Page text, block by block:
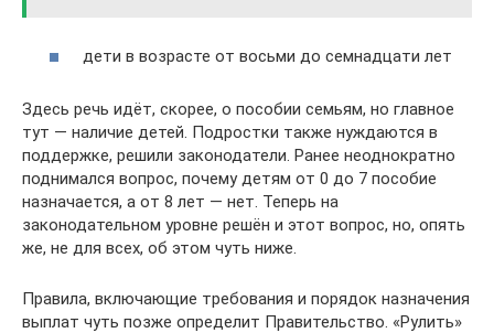
дети в возрасте от восьми до семнадцати лет
Здесь речь идёт, скорее, о пособии семьям, но главное
тут — наличие детей. Подростки также нуждаются в
поддержке, решили законодатели. Ранее неоднократно
поднимался вопрос, почему детям от 0 до 7 пособие
назначается, а от 8 лет — нет. Теперь на
законодательном уровне решён и этот вопрос, но, опять
же, не для всех, об этом чуть ниже.
Правила, включающие требования и порядок назначения
выплат чуть позже определит Правительство. «Рулить»